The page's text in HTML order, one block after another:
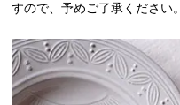
すので、予めご了承ください。